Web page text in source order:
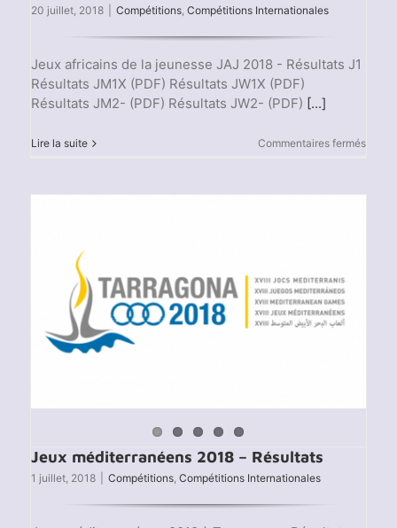
20 juillet, 2018 Compétitions, Compétitions Internationales
Jeux africains de la jeunesse JAJ 2018 - Résultats J1
Résultats JM1X (PDF) Résultats JW1X (PDF)
Résultats JM2- (PDF) Résultats JW2- (PDF) [...]
Lire la suite Commentaires ferméssur
Jeux méditerranéens 2018 – Résultats
1 juillet, 2018 Compétitions, Compétitions Internationales